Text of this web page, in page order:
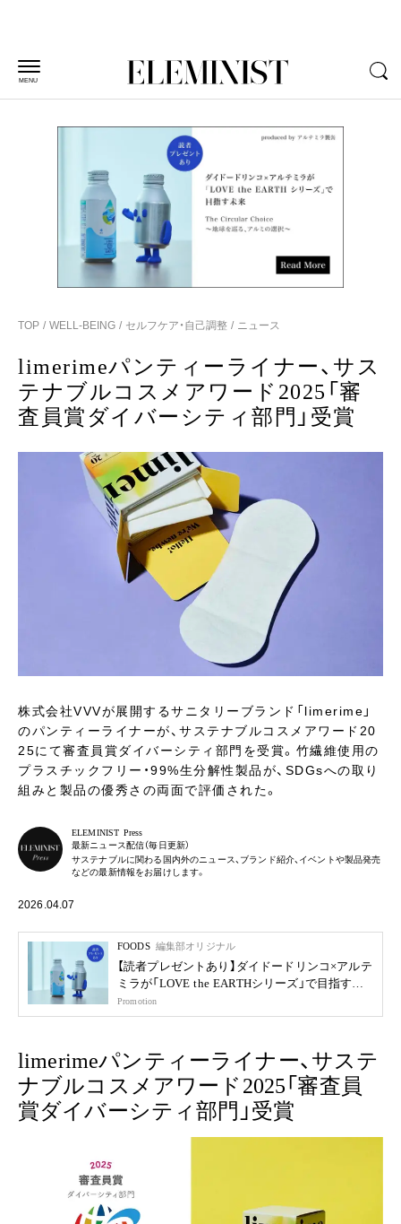
MENU
TOP WELL-BEING セルフケア・自己調整 ニュース
limerimeパンティーライナー、サス
テナブルコスメアワード2025「審
査員賞ダイバーシティ部門」受賞
株式会社VVVが展開するサニタリーブランド「limerime」
のパンティーライナーが、サステナブルコスメアワード20
25にて審査員賞ダイバーシティ部門を受賞。竹繊維使用の
プラスチックフリー・99%生分解性製品が、SDGsへの取り
組みと製品の優秀さの両面で評価された。
ELEMINIST Press
最新ニュース配信（毎日更新）
サステナブルに関わる国内外のニュース、ブランド紹介、イベントや製品発売
などの最新情報をお届けします。
2026.04.07
FOODS 編集部オリジナル
【読者プレゼントあり】ダイドードリンコ×アルテ
ミラが「LOVE the EARTHシリーズ」で目指す未
来
Promotion
limerimeパンティーライナー、サステ
ナブルコスメアワード2025「審査員
賞ダイバーシティ部門」受賞